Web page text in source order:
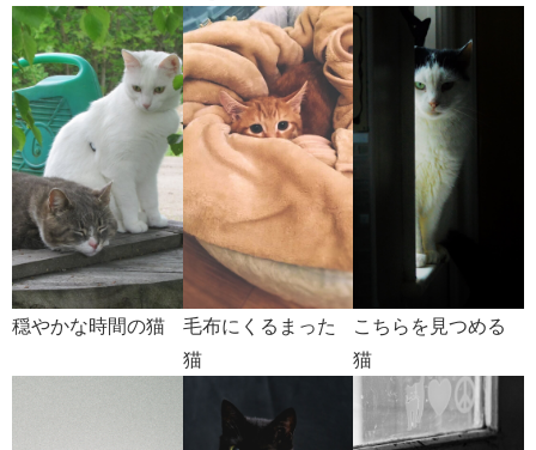
穏やかな時間の猫
毛布にくるまった
猫
こちらを見つめる
猫